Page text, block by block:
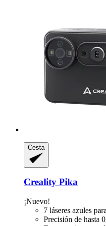
Cesta
Creality Pika
¡Nuevo!
7 láseres azules
Precisión de hasta